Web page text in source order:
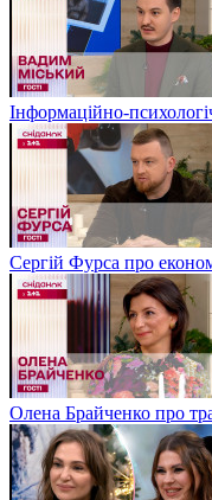
Інформаційно-
Сергій Фурса про
Олена Брайченко про